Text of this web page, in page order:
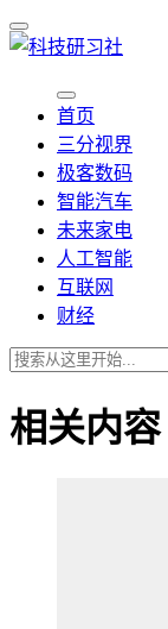
首页
三分视界
极客数码
智能汽车
未来家电
人工智能
互联网
财经
相关内容